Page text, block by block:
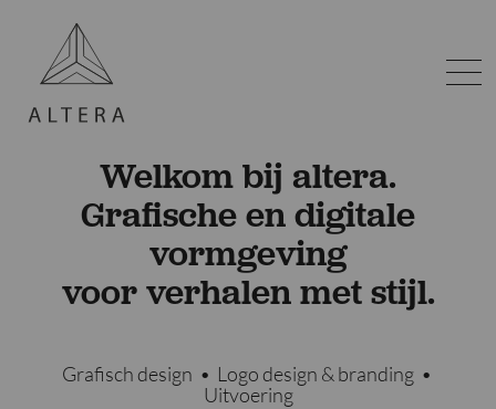
Welkom bij altera.
Grafische en digitale
vormgeving
voor verhalen met stijl.
Grafisch design • Logo design & branding •
Uitvoering